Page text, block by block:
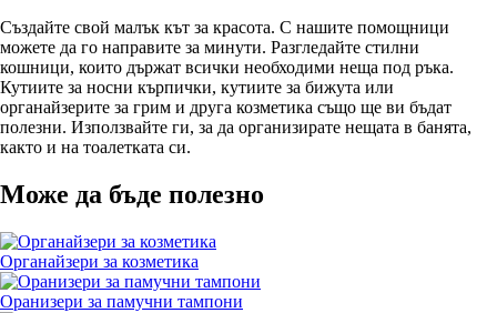
Създайте свой малък кът за красота. С нашите помощници
можете да го направите за минути. Разгледайте стилни
кошници, които държат всички необходими неща под ръка.
Кутиите за носни кърпички, кутиите за бижута или
органайзерите за грим и друга козметика също ще ви бъдат
полезни. Използвайте ги, за да организирате нещата в банята,
както и на тоалетката си.
Може да бъде полезно
Органайзери за козметика
Оранизери за памучни тампони